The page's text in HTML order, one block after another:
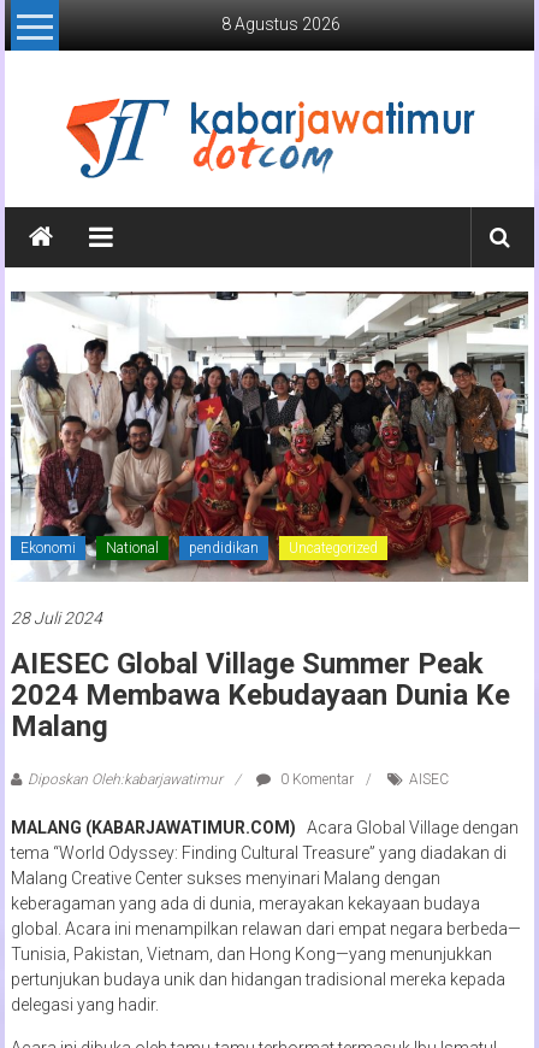
Lompat
ke
8 Agustus 2026
Kabar
Jawa
Timur
Media
Online
Jawa
Timur
Ekonomi National pendidikan Uncategorized
28 Juli 2024
AIESEC Global Village Summer Peak
2024 Membawa Kebudayaan Dunia Ke
Malang
Diposkan Oleh:kabarjawatimur 0 Komentar AISEC
MALANG (KABARJAWATIMUR.COM)
Acara Global Village dengan
tema “World Odyssey: Finding Cultural Treasure” yang diadakan di
Malang Creative Center sukses menyinari Malang dengan
keberagaman yang ada di dunia, merayakan kekayaan budaya
global. Acara ini menampilkan relawan dari empat negara berbeda—
Tunisia, Pakistan, Vietnam, dan Hong Kong—yang menunjukkan
pertunjukan budaya unik dan hidangan tradisional mereka kepada
delegasi yang hadir.